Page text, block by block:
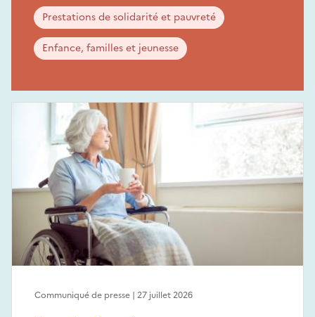
Prestations de solidarité et pauvreté
Enfance, familles et jeunesse
Communiqué de presse | 27 juillet 2026